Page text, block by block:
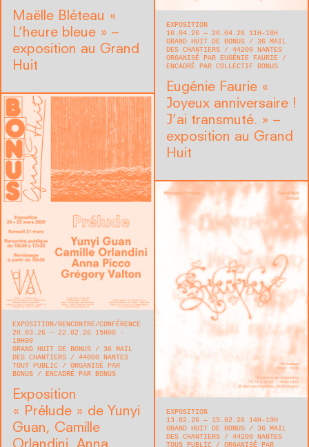
Maëlle Bléteau « ​
L’heure bleue » –
exposition au Grand
Huit
EXPOSITION
16.04.26 — 26.04.26 11H-18H
GRAND HUIT DE BONUS
36 MAIL
DES CHANTIERS
44200 NANTES
ORGANISÉ PAR EUGÉNIE FAURIE
ENCADRÉ PAR COLLECTIF BONUS
Eugénie Faurie « ​
Joyeux anniversaire !
J’ai transmuté. » –
exposition au Grand
Huit
EXPOSITION
RENCONTRE/CONFÉRENCE
20.03.26 — 22.02.26 15H00 -
19H00
GRAND HUIT DE BONUS
36 MAIL
DES CHANTIERS
44000 NANTES
TOUT PUBLIC
ORGANISÉ PAR
BONUS
ENCADRÉ PAR BONUS
Exposition
« Prélude » de Yunyi
Guan, Camille
EXPOSITION
13.02.26 — 15.02.26 14H-19H
GRAND HUIT DE BONUS
36 MAIL
DES CHANTIERS
44200 NANTES
TOUS PUBLIC
ORGANISÉ PAR